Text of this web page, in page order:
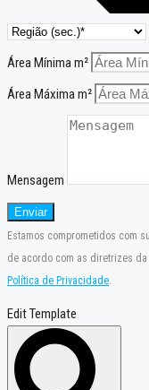
Área Mínima m²
Área Máxima m²
Mensagem
Enviar
Estamos comprometidos com
de acordo com as diretrizes da
Política de Privacidade.
Edit Template